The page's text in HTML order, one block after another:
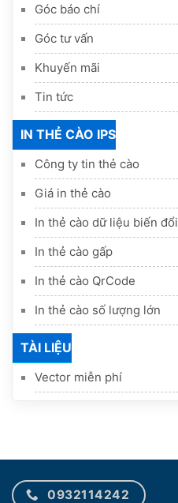
Góc báo chí
Góc tư vấn
Khuyến mãi
Tin tức
IN THẺ CÀO IPS
Công ty tin thẻ cào
Giá in thẻ cào
In thẻ cào dữ liệu biến đổi
In thẻ cào gấp
In thẻ cào QrCode
In thẻ cào số lượng lớn
TÀI LIỆU
Vector miễn phí
0932114242